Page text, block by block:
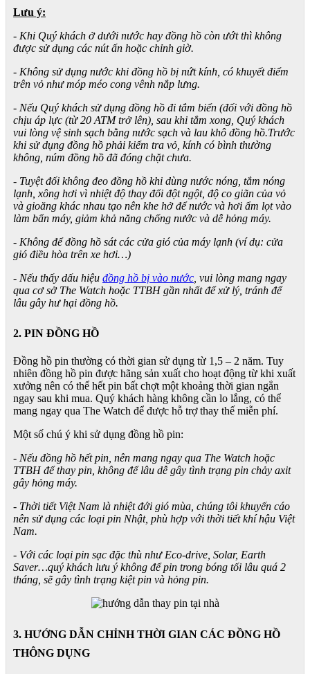
Lưu ý:
- Khi Quý khách ở dưới nước hay đồng hồ còn ướt thì không
được sử dụng các nút ấn hoặc chỉnh giờ.
- Không sử dụng nước khi đồng hồ bị nứt kính, có khuyết điểm
trên vỏ như móp méo cong vênh nắp lưng.
- Nếu Quý khách sử dụng đồng hồ đi tắm biển (đối với đồng hồ
chịu áp lực (từ 20 ATM trở lên), sau khi tắm xong, Quý khách
vui lòng vệ sinh sạch bằng nước sạch và lau khô đồng hồ.Trước
khi sử dụng đồng hồ phải kiểm tra vỏ, kính có bình thường
không, núm đồng hồ đã đóng chặt chưa.
- Tuyệt đối không đeo đồng hồ khi dùng nước nóng, tắm nóng
lạnh, xông hơi vì nhiệt độ thay đổi đột ngột, độ co giãn của vỏ
và gioăng khác nhau tạo nên khe hở để nước và hơi ẩm lọt vào
làm bẩn máy, giảm khả năng chống nước và dễ hỏng máy.
- Không để đồng hồ sát các cửa gió của máy lạnh (ví dụ: cửa
gió điều hòa trên xe hơi…)
- Nếu thấy dấu hiệu đồng hồ bị vào nước , vui lòng mang ngay
qua cơ sở The Watch hoặc TTBH gần nhất để xử lý, tránh để
lâu gây hư hại đồng hồ.
2. PIN ĐỒNG HỒ
Đồng hồ pin thường có thời gian sử dụng từ 1,5 – 2 năm. Tuy
nhiên đồng hồ pin được hãng sản xuất cho hoạt động từ khi xuất
xưởng nên có thể hết pin bất chợt một khoảng thời gian ngắn
ngay sau khi mua. Quý khách hàng không cần lo lắng, có thể
mang ngay qua The Watch để được hỗ trợ thay thế miễn phí.
Một số chú ý khi sử dụng đồng hồ pin:
- Nếu đồng hồ hết pin, nên mang ngay qua The Watch hoặc
TTBH để thay pin, không để lâu dễ gây tình trạng pin chảy axit
gây hỏng máy.
- Thời tiết Việt Nam là nhiệt đới gió mùa, chúng tôi khuyến cáo
nên sử dụng các loại pin Nhật, phù hợp với thời tiết khí hậu Việt
Nam.
- Với các loại pin sạc đặc thù như Eco-drive, Solar, Earth
Saver…quý khách lưu ý không để pin trong bóng tối lâu quá 2
tháng, sẽ gây tình trạng kiệt pin và hỏng pin.
3. HƯỚNG DẪN CHỈNH THỜI GIAN CÁC ĐỒNG HỒ
THÔNG DỤNG